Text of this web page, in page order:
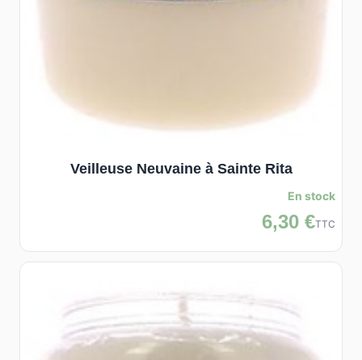
Veilleuse Neuvaine à Sainte Rita
En stock
6,30 €TTC